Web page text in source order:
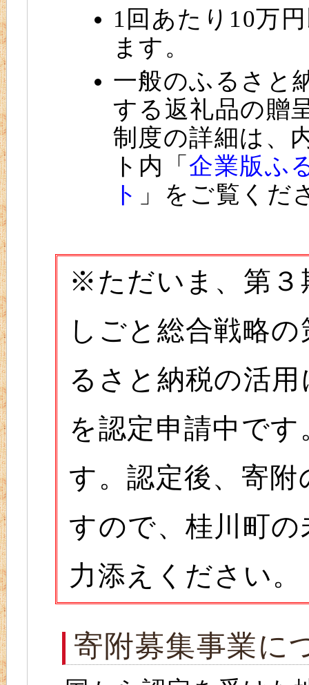
1回あたり10万
ます。
一般のふるさと
する返礼品の贈
制度の詳細は、
ト内「企業版ふ
ト 」をご覧くだ
※ただいま、第３
しごと総合戦略
るさと納税の活
を認定申請中で
す。認定後、寄
すので、桂川町
力添えください。
寄附募集事業に